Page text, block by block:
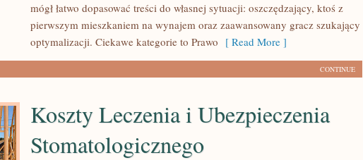
mógł łatwo dopasować treści do własnej sytuacji: oszczędzający, ktoś z
pierwszym mieszkaniem na wynajem oraz zaawansowany gracz szukający
optymalizacji. Ciekawe kategorie to Prawo [ Read More ]
CONTINUE
Koszty Leczenia i Ubezpieczenia
Stomatologicznego